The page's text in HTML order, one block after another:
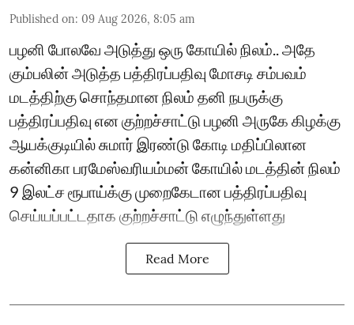
Published on: 09 Aug 2026, 8:05 am
பழனி போலவே அடுத்து ஒரு கோயில் நிலம்.. அதே
கும்பலின் அடுத்த பத்திரப்பதிவு மோசடி சம்பவம்
மடத்திற்கு சொந்தமான நிலம் தனி நபருக்கு
பத்திரப்பதிவு என குற்றச்சாட்டு பழனி அருகே கிழக்கு
ஆயக்குடியில் சுமார் இரண்டு கோடி மதிப்பிலான
கன்னிகா பரமேஸ்வரியம்மன் கோயில் மடத்தின் நிலம்
9 இலட்ச ரூபாய்க்கு முறைகேடான பத்திரப்பதிவு
செய்யப்பட்ட‌தாக குற்றச்சாட்டு எழுந்துள்ளது
Read More